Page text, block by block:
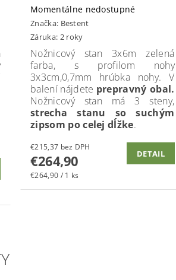
Momentálne nedostupné
Značka: Bestent
Záruka: 2 roky
Nožnicový stan 3x6m zelená
farba, s profilom nohy
3x3cm,0,7mm hrúbka nohy. V
balení nájdete prepravný obal.
Nožnicový stan má 3 steny,
strecha stanu so suchým
zipsom po celej dĺžke.
€215,37 bez DPH
€264,90
€264,90 / 1 ks
DETAIL